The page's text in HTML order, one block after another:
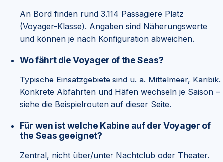
An Bord finden rund 3.114 Passagiere Platz
(Voyager-Klasse). Angaben sind Näherungswerte
und können je nach Konfiguration abweichen.
Wo fährt die Voyager of the Seas?
Typische Einsatzgebiete sind u. a. Mittelmeer, Karibik.
Konkrete Abfahrten und Häfen wechseln je Saison –
siehe die Beispielrouten auf dieser Seite.
Für wen ist welche Kabine auf der Voyager of
the Seas geeignet?
Zentral, nicht über/unter Nachtclub oder Theater.